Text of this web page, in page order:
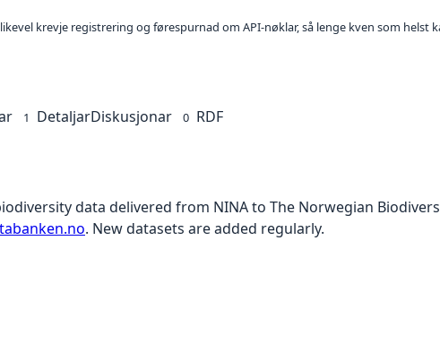
krevje registrering og førespurnad om API-nøklar, så lenge kven som helst
1 DetaljarDiskusjonar 0 RDF
data delivered from NINA to The Norwegian
. New datasets are added regularly.